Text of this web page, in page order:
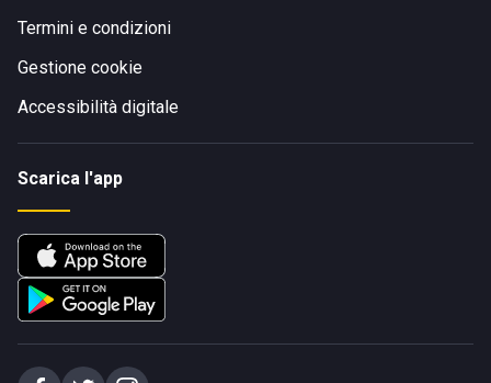
Termini e condizioni
Gestione cookie
Accessibilità digitale
Scarica l'app